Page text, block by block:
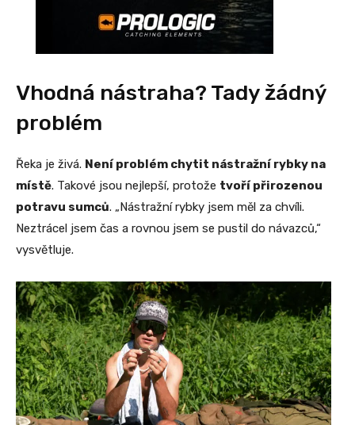
Vhodná nástraha? Tady žádný
problém
Řeka je živá. Není problém chytit nástražní rybky na
místě. Takové jsou nejlepší, protože tvoří přirozenou
potravu sumců. „Nástražní rybky jsem měl za chvíli.
Neztrácel jsem čas a rovnou jsem se pustil do návazců,“
vysvětluje.